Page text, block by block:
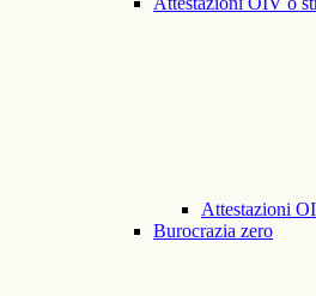
Attestazioni
Burocrazia zero